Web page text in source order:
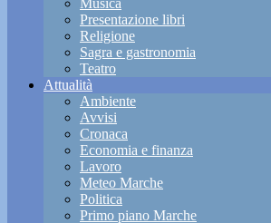
Musica
Presentazione libri
Religione
Sagra e gastronomia
Teatro
Attualità
Ambiente
Avvisi
Cronaca
Economia e finanza
Lavoro
Meteo Marche
Politica
Primo piano Marche